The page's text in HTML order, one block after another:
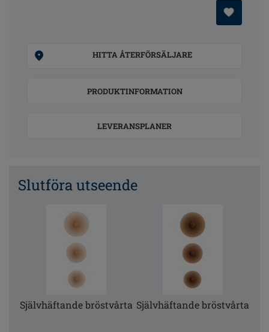
HITTA ÅTERFÖRSÄLJARE
PRODUKTINFORMATION
LEVERANSPLANER
Slutföra utseende
Självhäftande bröstvårta Självhäftande bröstvårta